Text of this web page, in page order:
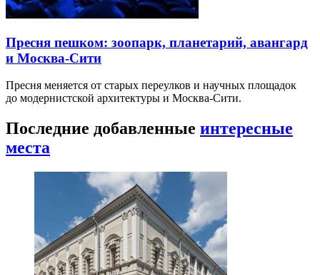
Пресня пешком: зоопарк, планетарий, авангард
и Москва-Сити
Пресня меняется от старых переулков и научных площадок
до модернистской архитектуры и Москва-Сити.
Последние добавленные интересные
места